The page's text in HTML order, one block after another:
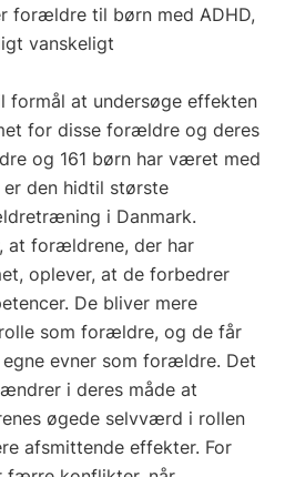
forældre til børn med ADHD,
vanskeligt
formål at undersøge effekten
for disse forældre og deres
og 161 børn har været med
er den hidtil største
i Danmark.
at forældrene, der har
oplever, at de forbedrer
De bliver mere
som forældre, og de får
evner som forældre. Det
i deres måde at
øgede selvværd i rollen
afsmittende effekter. For